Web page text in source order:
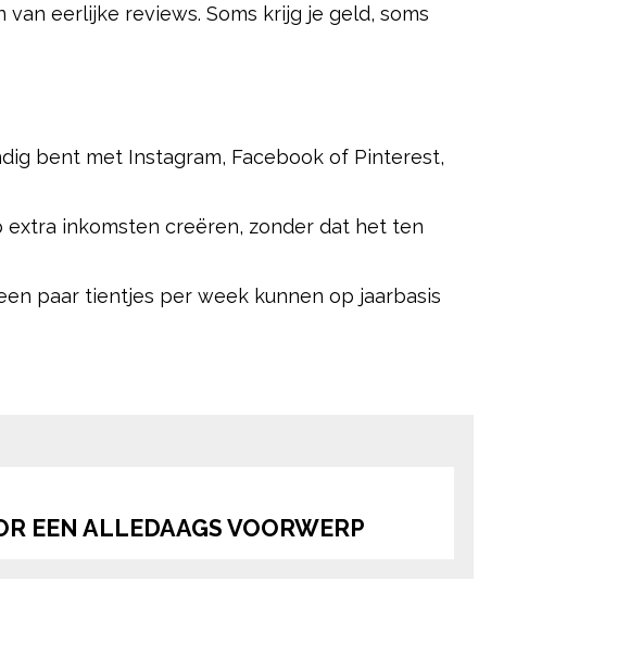
eerlijke reviews. Soms krijg je geld, soms
bent met Instagram, Facebook of Pinterest,
inkomsten creëren, zonder dat het ten
paar tientjes per week kunnen op jaarbasis
EEN ALLEDAAGS VOORWERP